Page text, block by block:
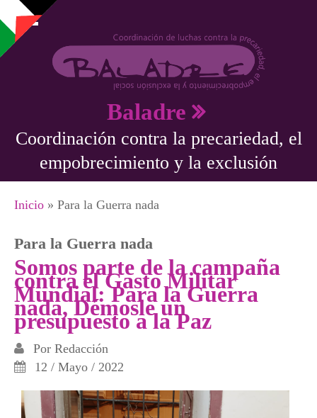
Pasar al contenido principal
Baladre
Coordinación contra la precariedad, el
empobrecimiento y la exclusión
Se encuentra usted aquí
Inicio » Para la Guerra nada
Para la Guerra nada
Somos parte de la campaña
contra el Gasto Militar
Mundial: Para la Guerra
nada, Démosle un
presupuesto a la Paz
Por Redacción
12 / Mayo / 2022